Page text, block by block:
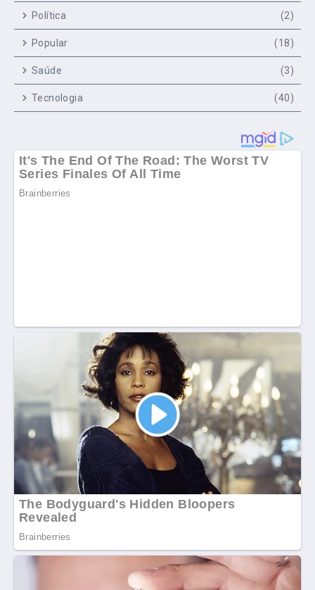
Política (2)
Popular (18)
Saúde (3)
Tecnologia (40)